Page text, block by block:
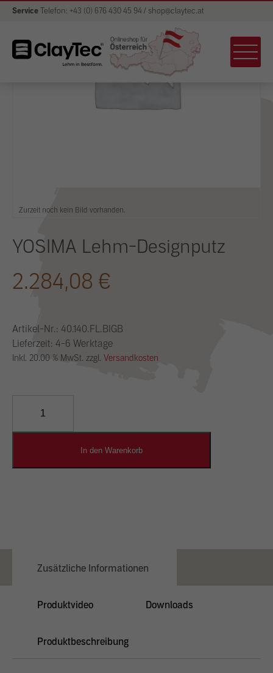
Service Telefon: +43 (0) 676 430 45 94 / shop@claytec.at
Zurzeit noch kein Bild vorhanden.
YOSIMA Lehm-Designputz
2.284,08 €
Artikel-Nr.: 40.140.FL.BIGB
Lieferzeit: 4-6 Werktage
Inkl. 20.00 % MwSt. zzgl. Versandkosten
Designputz
In den Warenkorb
Zusätzliche Informationen
Produktvideo Downloads
Produktbeschreibung